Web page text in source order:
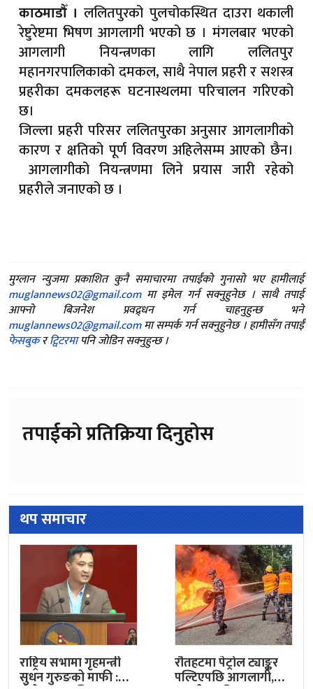
काठमाडौँ । ललितपुरको पुलचोकस्थित दाउरा थकाली
रेष्टुरेष्टमा भिषण आगलागी भएको छ । मंगलबार भएको
आगलागी नियन्त्रणका लागि ललितपुर
महानगरपालिकाको दमकल, साथै नेपाल प्रहरी र सशस्त्र
प्रहरीका दमकलहरू घटनास्थलमा परिचालन गरिएको
छ।
जिल्ला प्रहरी परिसर ललितपुरका अनुसार आगलागीको
कारण र क्षतिको पूर्ण विवरण अहिलेसम्म आएको छैन।
आगलागीको नियन्त्रणमा लिने प्रयास जारी रहेको
प्रहरीले जनाएको छ ।
मुग्लान न्युजमा प्रकाशित कुनै समाचारमा तपाईंको गुनासो भए हामीलाई
muglannews02@gmail.comमा इमेल गर्न सक्नुहुनेछ । साथै तपाई
आफ्नो बिजनेश प्रवद्र्धन गर्न चाहनुहुन्छ भने
muglannews02@gmail.comमा सम्पर्क गर्न सक्नुहुनेछ । हामीसँग तपाईं
फेसबुकरट्विटरमापनि जोडिन सक्नुहुन्छ ।
तपाईको प्रतिक्रिया दिनुहोस
थप समाचार
राष्ट्रिय सभामा गृहमन्त्री
सुधन गुरुङको माफी :
रौतहटमा पेट्रोल ट्याङ्कर
पल्टिएपछि आगलागी,